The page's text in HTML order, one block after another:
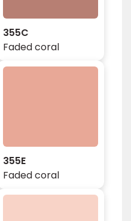
355C
Faded coral
355E
Faded coral